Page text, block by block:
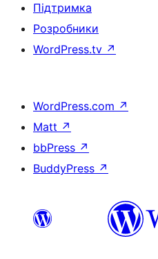
Підтримка
Розробники
WordPress.tv ↗
WordPress.com ↗
Matt ↗
bbPress ↗
BuddyPress ↗